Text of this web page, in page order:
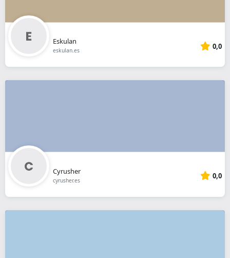
Eskulan
eskulan.es 0,0
Cyrusher
cyrusher.es 0,0